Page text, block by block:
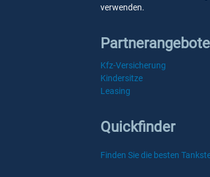
verwenden.
Partnerangebote
Kfz-Versicherung
Kindersitze
Leasing
Quickfinder
Finden Sie die besten